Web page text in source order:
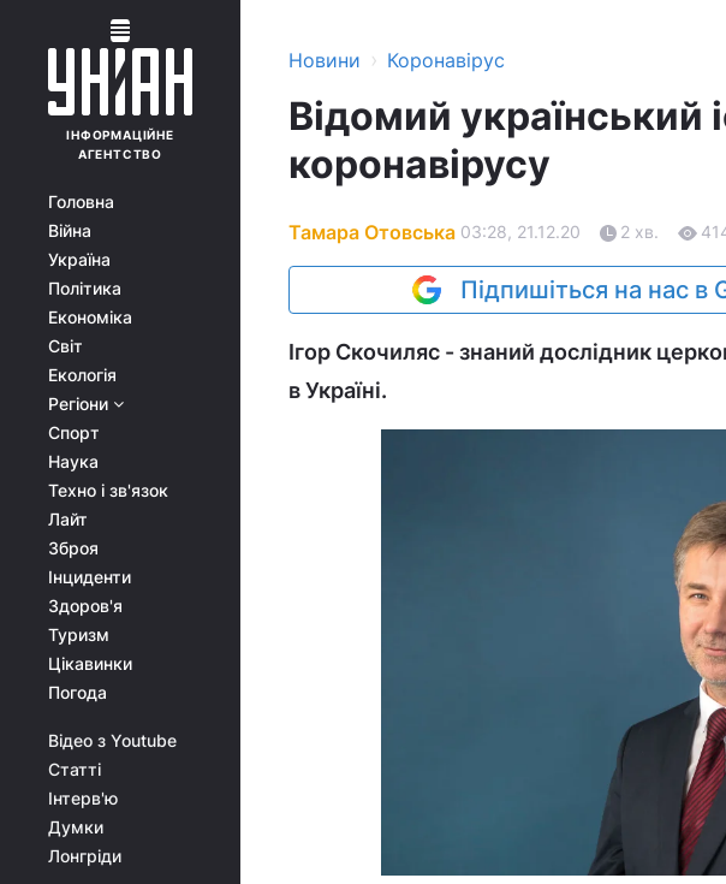
ІНФОРМАЦІЙНЕ
АГЕНТСТВО
Головна
Війна
Україна
Політика
Економіка
Світ
Екологія
Регіони
Спорт
Наука
Техно і зв'язок
Лайт
Зброя
Інциденти
Здоров'я
Туризм
Цікавинки
Погода
Відео з Youtube
Статті
Інтерв'ю
Думки
Лонгріди
Новини › Коронавірус
Відомий український
коронавірусу
Тамара Отовська 03:28, 21.12.20 2 хв.
Підпишіться на нас в
Ігор Скочиляс - знаний дослідник
в Україні.